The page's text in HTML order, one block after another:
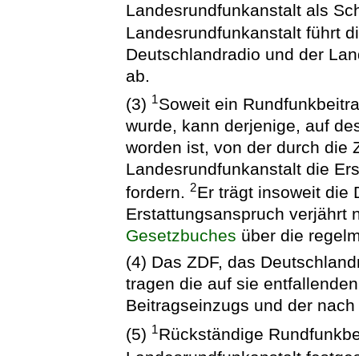
Landesrundfunkanstalt als
Landesrundfunkanstalt führt
Deutschlandradio und der
ab.
(3) 1Soweit ein
wurde, kann derjenige, auf
worden ist, von der durch die
Landesrundfunkanstalt die
fordern.2Er trägt insoweit die
Erstattungsanspruch verjährt
Gesetzbuches über die
(4) Das ZDF, das
tragen die auf sie
Beitragseinzugs und der
(5) 1Rückständige